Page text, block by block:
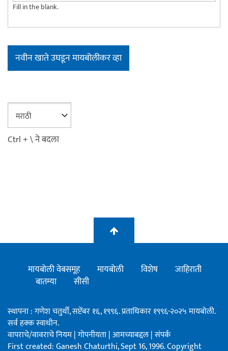
Fill in the blank.
Ctrl + \ ने बदला
मायबोली वेबसमूह मायबोली विशेष
जाहिराती
बातम्या
सीसी
स्थापना : गणेश चतुर्थी, सप्टेंबर १६, १९९६. प्रताधिकार १९९६-२०२५ मायबोली.
सर्व हक्क स्वाधीन.
वापराचे/वावराचे नियम|गोपनीयता|आमच्याबद्दल|संपर्क
First created: Ganesh Chaturthi, Sept 16, 1996. Copyright